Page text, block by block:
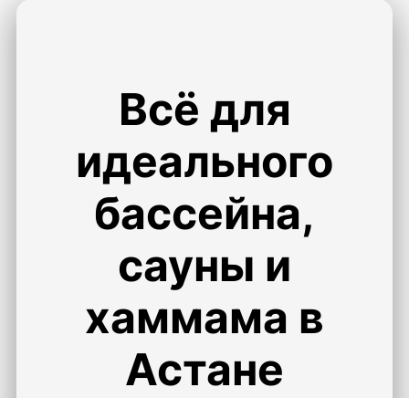
Всё для
идеального
бассейна,
сауны и
хаммама в
Астане